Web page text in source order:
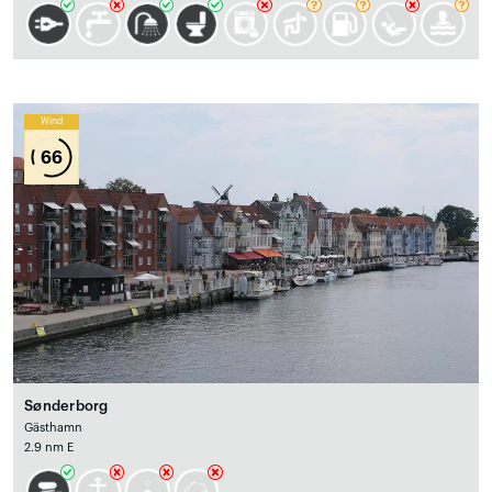
Wind
66
Sønderborg
Gästhamn
2.9 nm E